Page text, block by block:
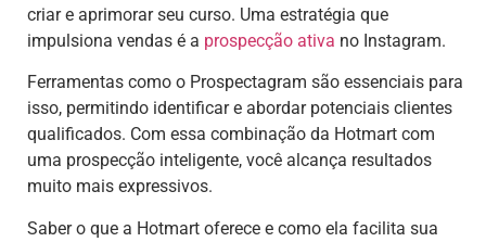
criar e aprimorar seu curso. Uma estratégia que
impulsiona vendas é a prospecção ativa no Instagram.
Ferramentas como o Prospectagram são essenciais para
isso, permitindo identificar e abordar potenciais clientes
qualificados. Com essa combinação da Hotmart com
uma prospecção inteligente, você alcança resultados
muito mais expressivos.
Saber o que a Hotmart oferece e como ela facilita sua